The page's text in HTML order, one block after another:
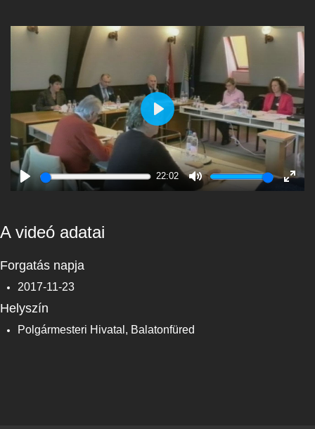
22:02
Mute
Enter
Play
A videó adatai
Forgatás napja
2017-11-23
Helyszín
Polgármesteri Hivatal, Balatonfüred